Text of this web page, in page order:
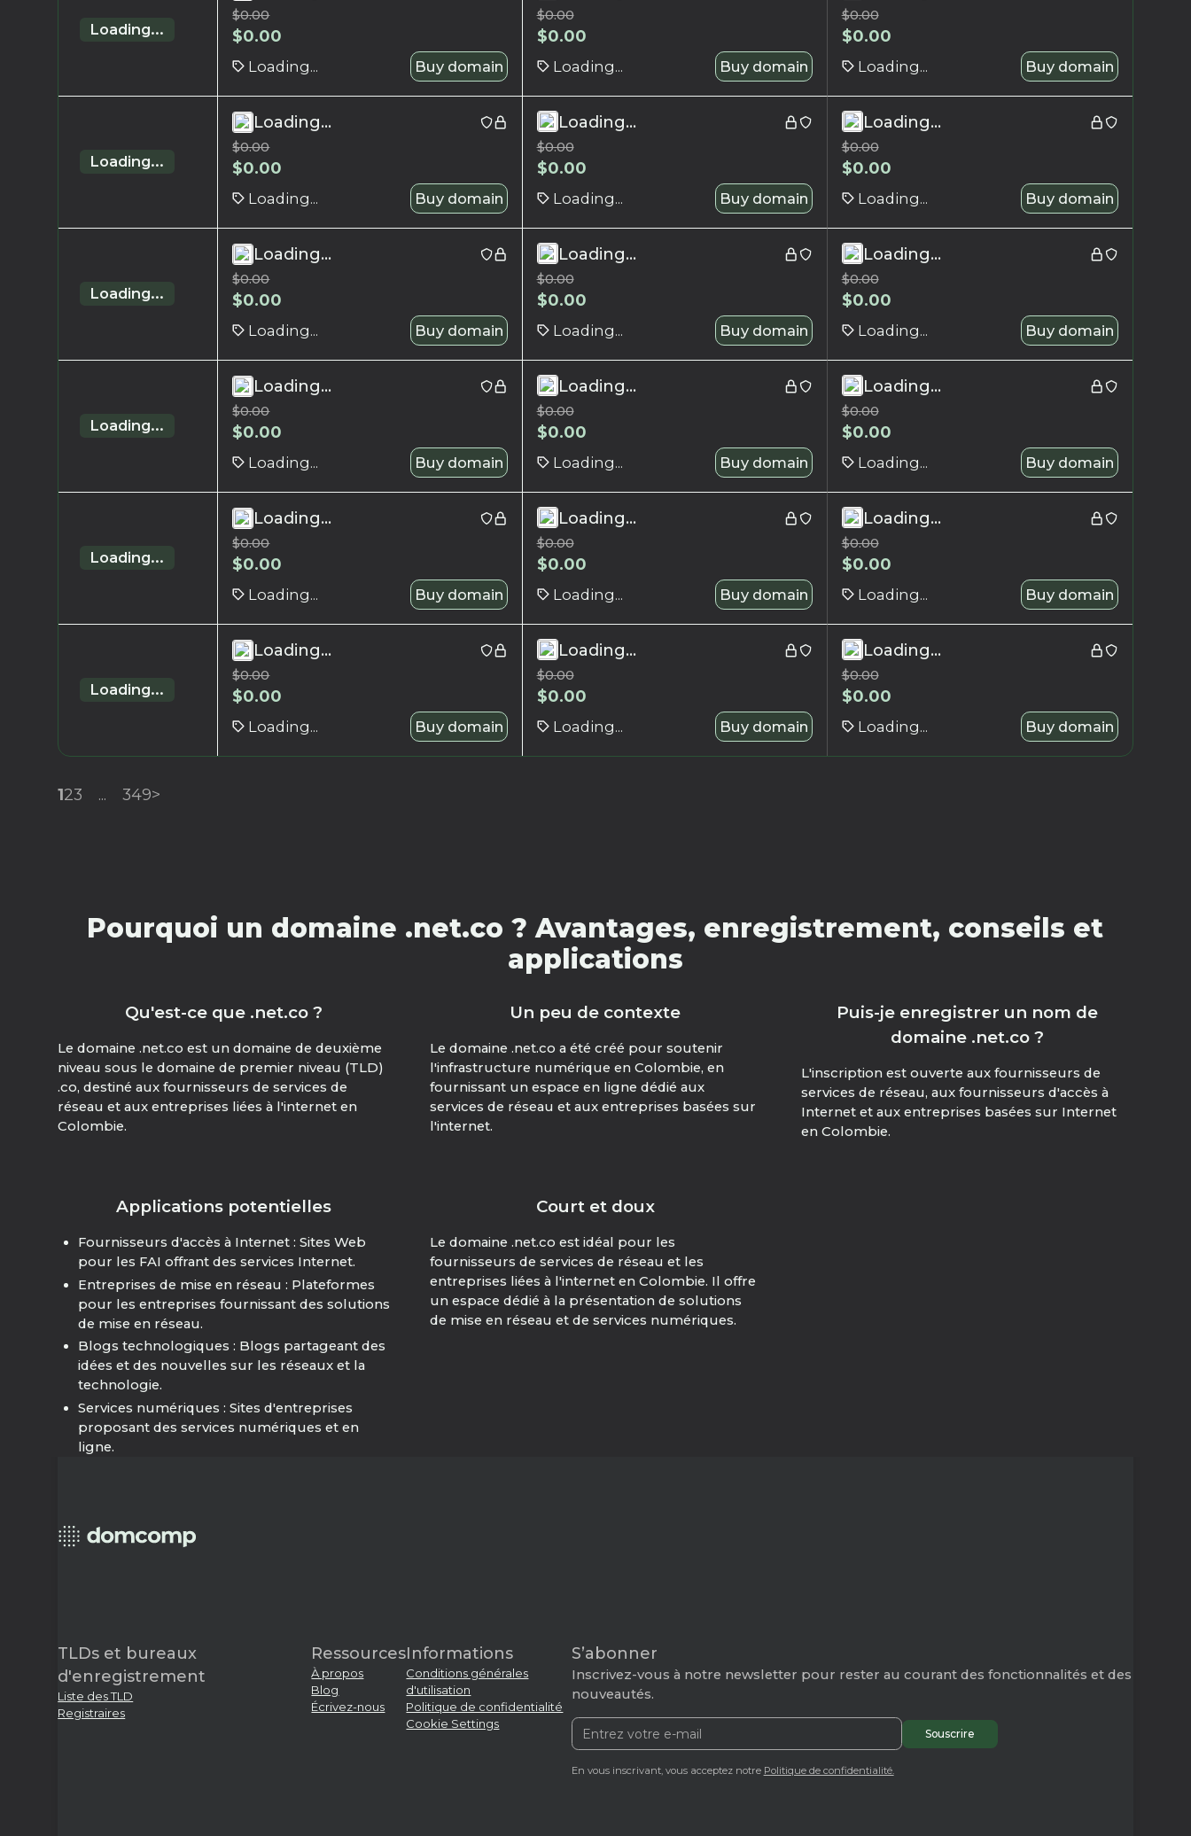
Loading...
$0.00
$0.00
Loading... Buy domain
$0.00
$0.00
Loading... Buy domain
$0.00
$0.00
Loading... Buy domain
Loading...
Loading...
$0.00
$0.00
Loading... Buy domain
Loading...
$0.00
$0.00
Loading... Buy domain
Loading...
$0.00
$0.00
Loading... Buy domain
Loading...
Loading...
$0.00
$0.00
Loading... Buy domain
Loading...
$0.00
$0.00
Loading... Buy domain
Loading...
$0.00
$0.00
Loading... Buy domain
Loading...
Loading...
$0.00
$0.00
Loading... Buy domain
Loading...
$0.00
$0.00
Loading... Buy domain
Loading...
$0.00
$0.00
Loading... Buy domain
Loading...
Loading...
$0.00
$0.00
Loading... Buy domain
Loading...
$0.00
$0.00
Loading... Buy domain
Loading...
$0.00
$0.00
Loading... Buy domain
Loading...
Loading...
$0.00
$0.00
Loading... Buy domain
Loading...
$0.00
$0.00
Loading... Buy domain
Loading...
$0.00
$0.00
Loading... Buy domain
123 ... 349>
Pourquoi un domaine .net.co ? Avantages, enregistrement, conseils et
applications
Qu'est-ce que .net.co ?
Le domaine .net.co est un domaine de deuxième
niveau sous le domaine de premier niveau (TLD)
.co, destiné aux fournisseurs de services de
réseau et aux entreprises liées à l'internet en
Colombie.
Un peu de contexte
Le domaine .net.co a été créé pour soutenir
l'infrastructure numérique en Colombie, en
fournissant un espace en ligne dédié aux
services de réseau et aux entreprises basées sur
l'internet.
Puis-je enregistrer un nom de
domaine .net.co ?
L'inscription est ouverte aux fournisseurs de
services de réseau, aux fournisseurs d'accès à
Internet et aux entreprises basées sur Internet
en Colombie.
Applications potentielles
Fournisseurs d'accès à Internet : Sites Web
pour les FAI offrant des services Internet.
Entreprises de mise en réseau : Plateformes
pour les entreprises fournissant des solutions
de mise en réseau.
Blogs technologiques : Blogs partageant des
idées et des nouvelles sur les réseaux et la
technologie.
Services numériques : Sites d'entreprises
proposant des services numériques et en
ligne.
Court et doux
Le domaine .net.co est idéal pour les
fournisseurs de services de réseau et les
entreprises liées à l'internet en Colombie. Il offre
un espace dédié à la présentation de solutions
de mise en réseau et de services numériques.
TLDs et bureaux
d'enregistrement
Liste des TLD
Registraires
Ressources
À propos
Blog
Écrivez-nous
Informations
Conditions générales
d'utilisation
Politique de confidentialité
Cookie Settings
S’abonner
Inscrivez-vous à notre newsletter pour rester au courant des fonctionnalités et des
nouveautés.
En vous inscrivant, vous acceptez notre Politique de confidentialité.